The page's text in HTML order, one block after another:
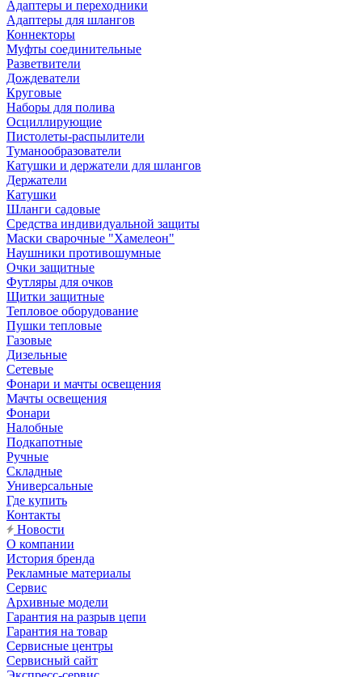
Адаптеры и переходники
Адаптеры для шлангов
Коннекторы
Муфты соединительные
Разветвители
Дождеватели
Круговые
Наборы для полива
Осциллирующие
Пистолеты-распылители
Туманообразователи
Катушки и держатели для шлангов
Держатели
Катушки
Шланги садовые
Средства индивидуальной защиты
Маски сварочные "Хамелеон"
Наушники противошумные
Очки защитные
Футляры для очков
Щитки защитные
Тепловое оборудование
Пушки тепловые
Газовые
Дизельные
Сетевые
Фонари и мачты освещения
Мачты освещения
Фонари
Налобные
Подкапотные
Ручные
Складные
Универсальные
Где купить
Контакты
Новости
О компании
История бренда
Рекламные материалы
Сервис
Архивные модели
Гарантия на разрыв цепи
Гарантия на товар
Сервисные центры
Сервисный сайт